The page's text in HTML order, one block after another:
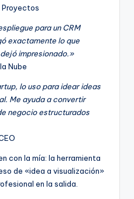
Proyectos
para un CRM
exactamente lo que
impresionado.»
Nube
lo uso para idear ideas
Me ayuda a convertir
negocio estructurados
con la mía: la herramienta
de «idea a visualización»
en la salida.